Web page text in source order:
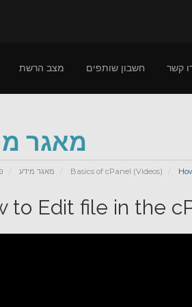
מצב הרשת חשבון שותפים קשר
מאגר
מאגר מידע Basics of cPanel (Videos)
to Edit file in the